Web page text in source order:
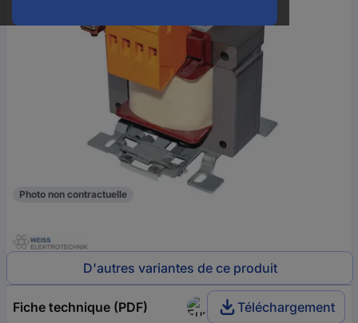
Photo non contractuelle
D'autres variantes de ce produit
Fiche technique (PDF) Téléchargement